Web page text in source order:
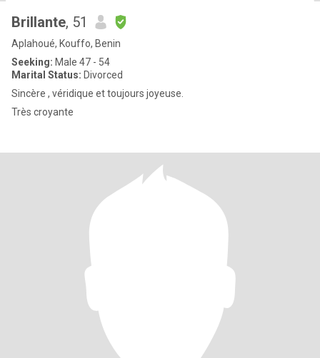
Brillante, 51
Aplahoué, Kouffo, Benin
Seeking: Male 47 - 54
Marital Status: Divorced
Sincère , véridique et toujours joyeuse.
Très croyante